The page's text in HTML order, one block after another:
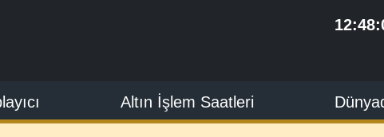
Altın İşlem Saatleri